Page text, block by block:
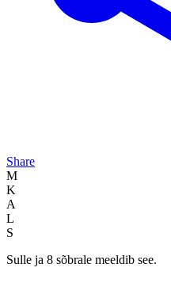
Share
M
K
A
L
S
Sulle ja 8 sõbrale meeldib see.